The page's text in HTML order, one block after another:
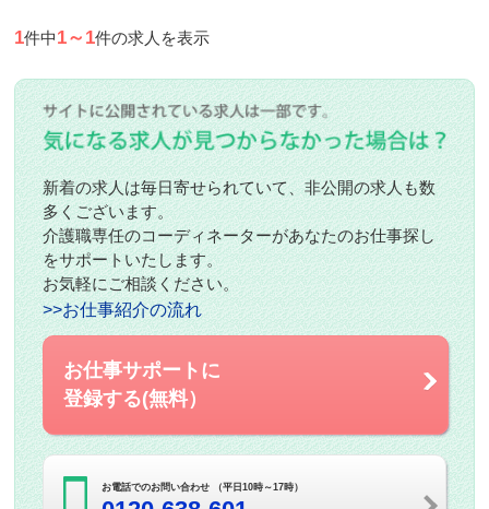
1件中1～1件の求人を表示
新着の求人は毎日寄せられていて、非公開の求人も数
多くございます。
介護職専任のコーディネーターがあなたのお仕事探し
をサポートいたします。
お気軽にご相談ください。
>>お仕事紹介の流れ
お仕事サポートに
登録する(無料）
お電話でのお問い合わせ （平日10時～17時）